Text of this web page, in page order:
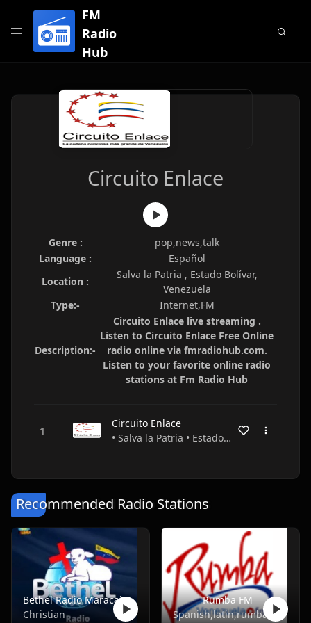
FM
Radio
Hub
Circuito Enlace
Genre :
pop,news,talk
Language :
Español
Location :
Salva la Patria , Estado Bolívar,
Venezuela
Type:-
Internet,FM
Description:-
Circuito Enlace live streaming .
Listen to Circuito Enlace Free Online
radio online via fmradiohub.com.
Listen to your favorite online radio
stations at Fm Radio Hub
Circuito Enlace
• Salva la Patria • Estado Bolívar • Venezuela
Recommended Radio Stations
Bethel Radio Maracaibo
Christian
Rumba FM
Spanish,latin,rumba